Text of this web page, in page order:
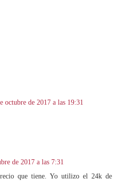
octubre de 2017 a las 19:31
de 2017 a las 7:31
que tiene. Yo utilizo el 24k de